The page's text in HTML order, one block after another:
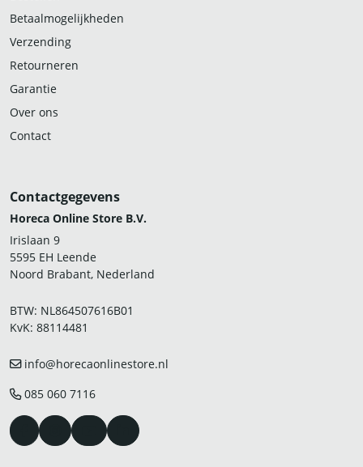
Betaalmogelijkheden
Verzending
Retourneren
Garantie
Over ons
Contact
Contactgegevens
Horeca Online Store B.V.
Irislaan 9
5595 EH Leende
Noord Brabant, Nederland
BTW: NL864507616B01
KvK: 88114481
info@horecaonlinestore.nl
085 060 7116